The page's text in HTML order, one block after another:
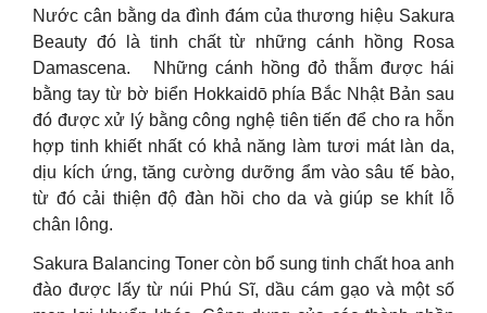
Nước cân bằng da đình đám của thương hiệu Sakura
Beauty đó là tinh chất từ những cánh hồng Rosa
Damascena. Những cánh hồng đỏ thẫm được hái
bằng tay từ bờ biển Hokkaidō phía Bắc Nhật Bản sau
đó được xử lý bằng công nghệ tiên tiến để cho ra hỗn
hợp tinh khiết nhất có khả năng làm tươi mát làn da,
dịu kích ứng, tăng cường dưỡng ẩm vào sâu tế bào,
từ đó cải thiện độ đàn hồi cho da và giúp se khít lỗ
chân lông.
Sakura Balancing Toner còn bổ sung tinh chất hoa anh
đào được lấy từ núi Phú Sĩ, dầu cám gạo và một số